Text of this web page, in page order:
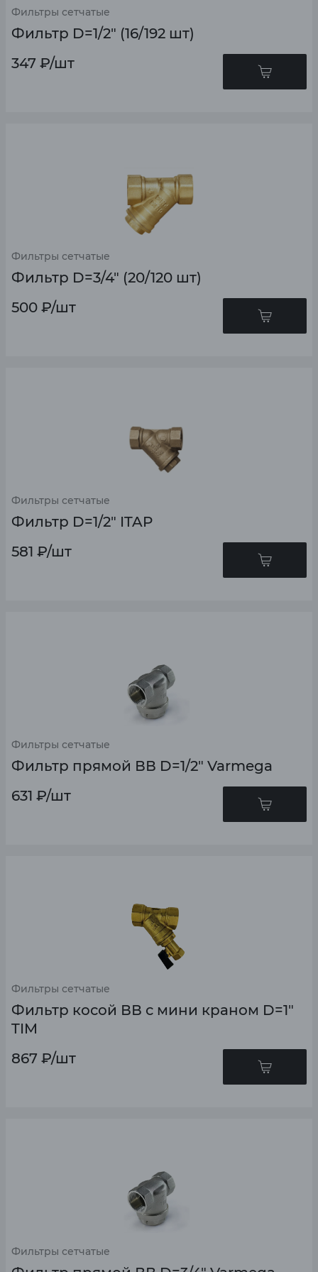
Фильтры сетчатые
Фильтр D=1/2" (16/192 шт)
347 ₽/шт
Фильтры сетчатые
Фильтр D=3/4" (20/120 шт)
500 ₽/шт
Фильтры сетчатые
Фильтр D=1/2" ITAP
581 ₽/шт
Фильтры сетчатые
Фильтр прямой ВВ D=1/2" Varmega
631 ₽/шт
Фильтры сетчатые
Фильтр косой ВВ с мини краном D=1"
TIM
867 ₽/шт
Фильтры сетчатые